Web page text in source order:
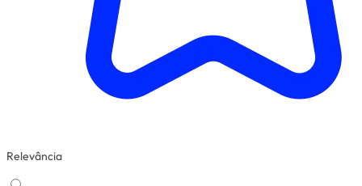
Relevância